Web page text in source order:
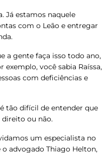
Já estamos naquele
com o Leão e entregar
a gente faça isso todo ano,
você sabia Raíssa,
com deficiências e
tão difícil de entender que
direito ou não.
um especialista no
advogado Thiago Helton,